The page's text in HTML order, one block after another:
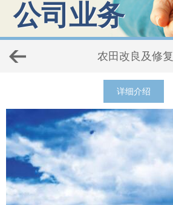
公司业务
农田改良及修复
详细介绍